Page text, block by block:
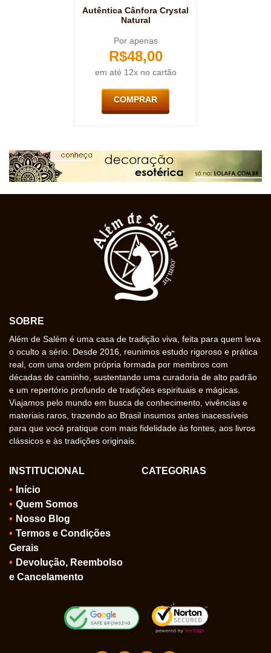
Autêntica Cânfora Crystal
Natural
Por apenas
R$48,00
em até 12x no cartão
COMPRAR
SOBRE
Além de Salém é uma casa de tradição viva, feita para quem leva
o oculto a sério. Desde 2016, reunimos estudo rigoroso e prática
real, com uma ordem própria formada por membros com
décadas de caminho, sustentando uma curadoria de alto padrão
e um repertório profundo de tradições espirituais e mágicas.
Viajamos pelo mundo em busca de conhecimento, vivências e
materiais raros, trazendo ao Brasil insumos antes inacessíveis
para que você pratique com mais fidelidade às fontes, aos livros
clássicos e às tradições originais.
INSTITUCIONAL
Início
Quem Somos
Nosso Blog
Termos e Condições
Gerais
Devolução, Reembolso
e Cancelamento
CATEGORIAS